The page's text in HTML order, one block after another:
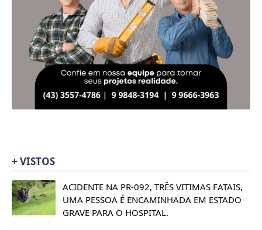
+ VISTOS
ACIDENTE NA PR-092, TRÊS VITIMAS FATAIS,
UMA PESSOA É ENCAMINHADA EM ESTADO
GRAVE PARA O HOSPITAL.